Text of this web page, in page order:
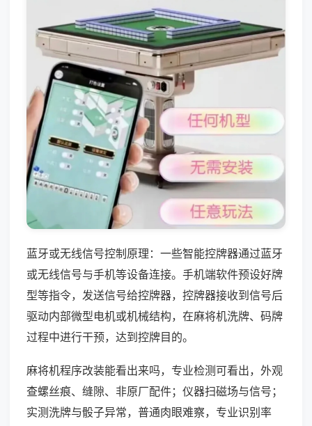
蓝牙或无线信号控制原理：一些智能控牌器通过蓝牙
或无线信号与手机等设备连接。手机端软件预设好牌
型等指令，发送信号给控牌器，控牌器接收到信号后
驱动内部微型电机或机械结构，在麻将机洗牌、码牌
过程中进行干预，达到控牌目的。
麻将机程序改装能看出来吗，专业检测可看出，外观
查螺丝痕、缝隙、非原厂配件；仪器扫磁场与信号；
实测洗牌与骰子异常，普通肉眼难察，专业识别率